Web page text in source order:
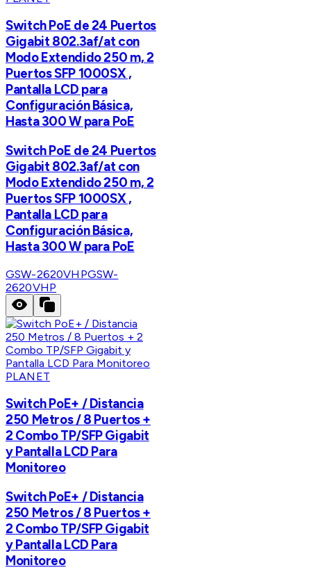
Switch PoE de 24 Puertos
Gigabit 802.3af/at con
Modo Extendido 250 m, 2
Puertos SFP 1000SX ,
Pantalla LCD para
Configuración Básica,
Hasta 300 W para PoE
Switch PoE de 24 Puertos
Gigabit 802.3af/at con
Modo Extendido 250 m, 2
Puertos SFP 1000SX ,
Pantalla LCD para
Configuración Básica,
Hasta 300 W para PoE
GSW-2620VHPGSW-
2620VHP
PLANET
Switch PoE+ / Distancia
250 Metros / 8 Puertos +
2 Combo TP/SFP Gigabit
y Pantalla LCD Para
Monitoreo
Switch PoE+ / Distancia
250 Metros / 8 Puertos +
2 Combo TP/SFP Gigabit
y Pantalla LCD Para
Monitoreo